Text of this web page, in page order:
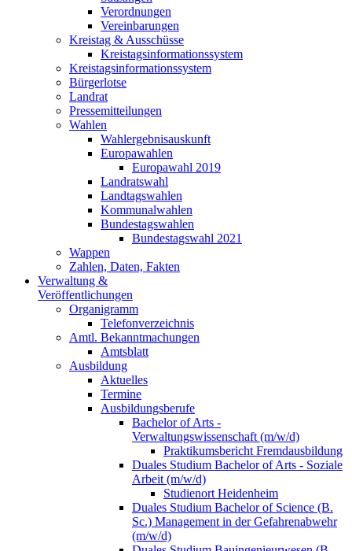
Verordnungen
Vereinbarungen
Kreistag & Ausschüsse
Kreistagsinformationssystem
Kreistagsinformationssystem
Bürgerlotse
Landrat
Pressemitteilungen
Wahlen
Wahlergebnisauskunft
Europawahlen
Europawahl 2019
Landratswahl
Landtagswahlen
Kommunalwahlen
Bundestagswahlen
Bundestagswahl 2021
Wappen
Zahlen, Daten, Fakten
Verwaltung &
Veröffentlichungen
Organigramm
Telefonverzeichnis
Amtl. Bekanntmachungen
Amtsblatt
Ausbildung
Aktuelles
Termine
Ausbildungsberufe
Bachelor of Arts -
Verwaltungswissenschaft (m/w/d)
Praktikumsbericht Fremdausbildung
Duales Studium Bachelor of Arts - Soziale
Arbeit (m/w/d)
Studienort Heidenheim
Duales Studium Bachelor of Science (B.
Sc.) Management in der Gefahrenabwehr
(m/w/d)